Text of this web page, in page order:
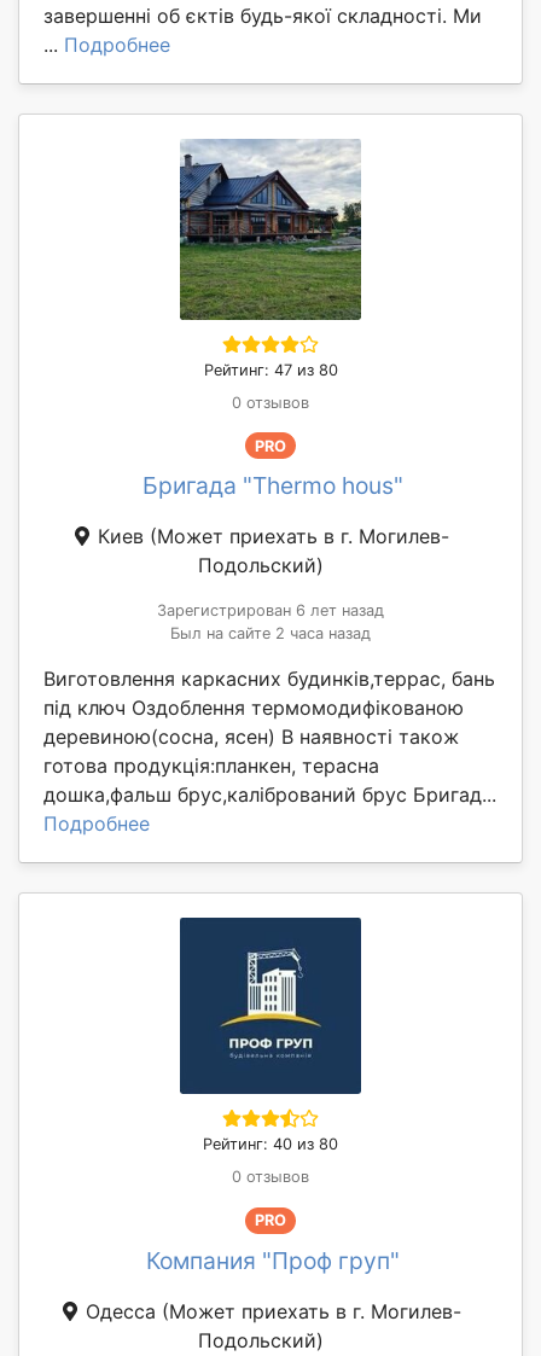
завершенні об єктів будь-якої складності. Ми
... Подробнее
Рейтинг: 47 из 80
0 отзывов
PRO
Бригада "Thermo hous"
Киев (Может приехать в г. Могилев-
Подольский)
Зарегистрирован 6 лет назад
Был на сайте 2 часа назад
Виготовлення каркасних будинків,террас, бань
під ключ Оздоблення термомодифікованою
деревиною(сосна, ясен) В наявності також
готова продукція:планкен, терасна
дошка,фальш брус,калібрований брус Бригад...
Подробнее
Рейтинг: 40 из 80
0 отзывов
PRO
Компания "Проф груп"
Одесса (Может приехать в г. Могилев-
Подольский)